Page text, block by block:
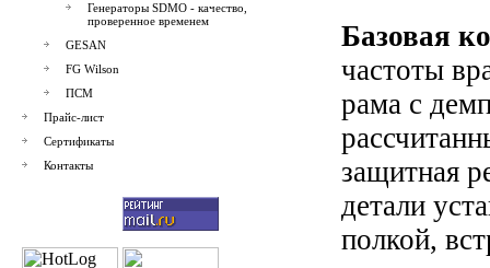
Генераторы SDMO - качество,
проверенное временем
GESAN
FG Wilson
ПСМ
Прайс-лист
Сертификаты
Контакты
Базовая
частоты
рама с
защитная
детали
полкой,